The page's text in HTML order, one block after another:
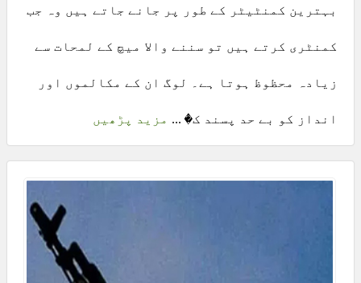
بہترین کمنٹیٹر کے طور پر جانے جاتے ہیں وہ جب
کمنٹری کرتے ہیں تو سننے والا میچ کے لمحات سے
زیادہ محظوظ ہوتا ہے۔ لوگ ان کے مکالموں اور
انداز کو بے حد پسند ک� ... مزید پڑھیں